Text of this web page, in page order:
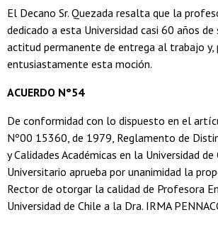
El Decano Sr. Quezada resalta que la
dedicado a esta Universidad casi 60 años de
actitud permanente de entrega al trabajo y,
entusiastamente esta moción.
ACUERDO N°54
De conformidad con lo dispuesto en el
Nº00 15360, de 1979, Reglamento de
y Calidades Académicas en la Universidad
Universitario aprueba por unanimidad la
Rector de otorgar la calidad de Profesora
Universidad de Chile a la Dra. IRMA